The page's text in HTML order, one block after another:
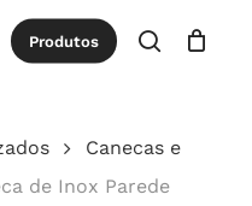
Produtos
procurar
Close
Canecas e
de Inox Parede